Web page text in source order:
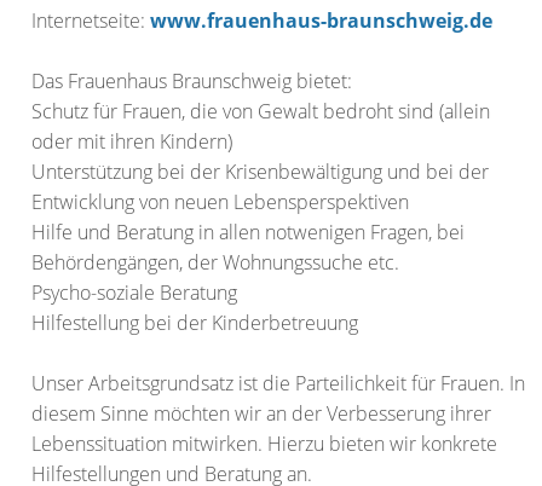
Internetseite:www.frauenhaus-braunschweig.de
Das Frauenhaus Braunschweig bietet:
Schutz für Frauen, die von Gewalt bedroht sind (allein
oder mit ihren Kindern)
Unterstützung bei der Krisenbewältigung und bei der
Entwicklung von neuen Lebensperspektiven
Hilfe und Beratung in allen notwenigen Fragen, bei
Behördengängen, der Wohnungssuche etc.
Psycho-soziale Beratung
Hilfestellung bei der Kinderbetreuung
Unser Arbeitsgrundsatz ist die Parteilichkeit für Frauen. In
diesem Sinne möchten wir an der Verbesserung ihrer
Lebenssituation mitwirken. Hierzu bieten wir konkrete
Hilfestellungen und Beratung an.